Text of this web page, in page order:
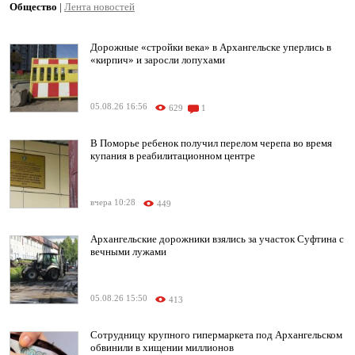
Общество | Лента новостей
Дорожные «стройки века» в Архангельске уперлись в
«кирпич» и заросли лопухами
05.08.26 16:56 629 1
В Поморье ребенок получил перелом черепа во время
купания в реабилитационном центре
вчера 10:28 449
Архангельские дорожники взялись за участок Суфтина с
вечными лужами
05.08.26 15:50 413
Сотрудницу крупного гипермаркета под Архангельском
обвинили в хищении миллионов